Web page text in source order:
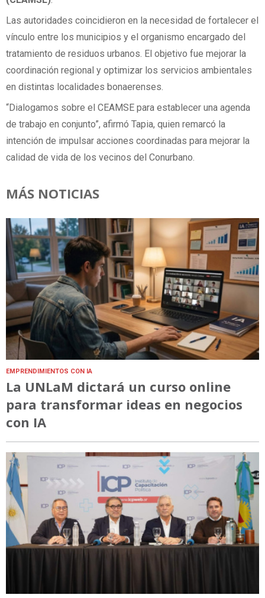
Las autoridades coincidieron en la necesidad de fortalecer el
vínculo entre los municipios y el organismo encargado del
tratamiento de residuos urbanos. El objetivo fue mejorar la
coordinación regional y optimizar los servicios ambientales
en distintas localidades bonaerenses.
“Dialogamos sobre el CEAMSE para establecer una agenda
de trabajo en conjunto”, afirmó Tapia, quien remarcó la
intención de impulsar acciones coordinadas para mejorar la
calidad de vida de los vecinos del Conurbano.
MÁS NOTICIAS
EMPRENDIMIENTOS CON IA
La UNLaM dictará un curso online
para transformar ideas en negocios
con IA